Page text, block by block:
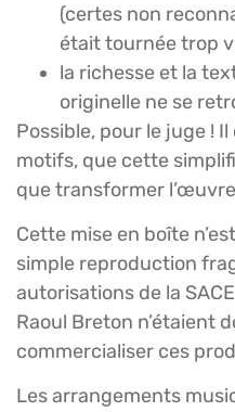
(certes non
était tournée trop
la richesse et la
originelle ne se
Possible, pour le juge !
motifs, que cette
que transformer
Cette mise en boîte
simple reproduction
autorisations de la
Raoul Breton n’étaient
commercialiser ces
Les arrangements